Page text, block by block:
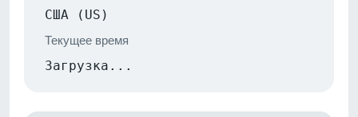
США (US)
Текущее время
Загрузка...